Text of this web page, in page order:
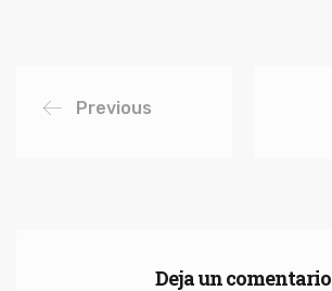
Previous
Deja un comentario